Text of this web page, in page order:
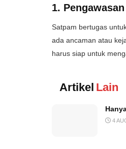
1.
Satpam bertugas
ada ancaman atau
harus siap untuk
Artikel Lain
4